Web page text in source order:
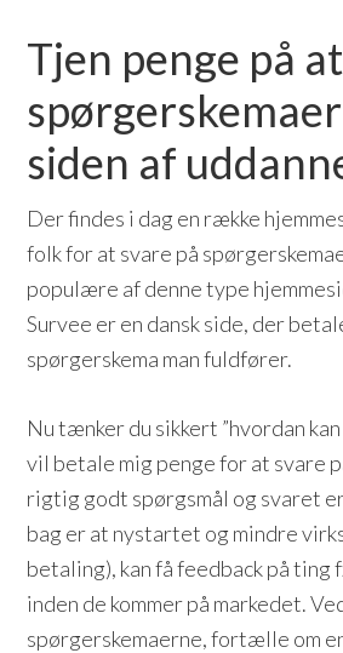
Tjen penge på
siden af
Der findes i dag en række
folk for at svare på
populære af denne type
Survee er en dansk side, der
spørgerskema man fuldfører.
Nu tænker du sikkert ”hvordan
vil betale mig penge for at svare
rigtig godt spørgsmål og svaret
bag er at nystartet og mindre
betaling), kan få feedback på ting
inden de kommer på markedet.
spørgerskemaerne, fortælle om